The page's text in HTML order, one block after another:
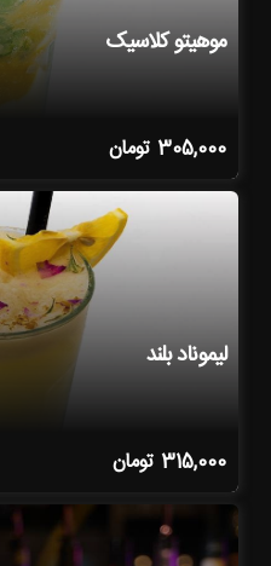
موهیتو کلاسیک
305,000 تومان
لیموناد بلند
315,000 تومان